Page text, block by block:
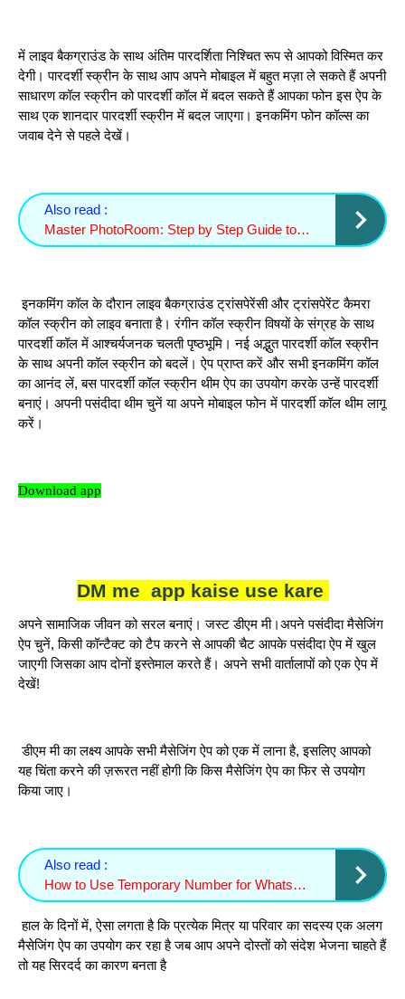
में लाइव बैकग्राउंड के साथ अंतिम पारदर्शिता निश्चित रूप से आपको विस्मित कर
देगी। पारदर्शी स्क्रीन के साथ आप अपने मोबाइल में बहुत मज़ा ले सकते हैं अपनी
साधारण कॉल स्क्रीन को पारदर्शी कॉल में बदल सकते हैं आपका फोन इस ऐप के
साथ एक शानदार पारदर्शी स्क्रीन में बदल जाएगा। इनकमिंग फोन कॉल्स का
जवाब देने से पहले देखें।
Also read :
Master PhotoRoom: Step by Step Guide to Remove and Change Backgrounds Easily – Techno Israr
इनकमिंग कॉल के दौरान लाइव बैकग्राउंड ट्रांसपेरेंसी और ट्रांसपेरेंट कैमरा
कॉल स्क्रीन को लाइव बनाता है। रंगीन कॉल स्क्रीन विषयों के संग्रह के साथ
पारदर्शी कॉल में आश्चर्यजनक चलती पृष्ठभूमि। नई अद्भुत पारदर्शी कॉल स्क्रीन
के साथ अपनी कॉल स्क्रीन को बदलें। ऐप प्राप्त करें और सभी इनकमिंग कॉल
का आनंद लें, बस पारदर्शी कॉल स्क्रीन थीम ऐप का उपयोग करके उन्हें पारदर्शी
बनाएं। अपनी पसंदीदा थीम चुनें या अपने मोबाइल फोन में पारदर्शी कॉल थीम लागू
करें।
Download app
DM me app kaise use kare
अपने सामाजिक जीवन को सरल बनाएं। जस्ट डीएम मी।अपने पसंदीदा मैसेजिंग
ऐप चुनें, किसी कॉन्टैक्ट को टैप करने से आपकी चैट आपके पसंदीदा ऐप में खुल
जाएगी जिसका आप दोनों इस्तेमाल करते हैं। अपने सभी वार्तालापों को एक ऐप में
देखें!
डीएम मी का लक्ष्य आपके सभी मैसेजिंग ऐप को एक में लाना है, इसलिए आपको
यह चिंता करने की ज़रूरत नहीं होगी कि किस मैसेजिंग ऐप का फिर से उपयोग
किया जाए।
Also read :
How to Use Temporary Number for WhatsApp, Telegram & Facebook in 2025 (Full Guide)
हाल के दिनों में, ऐसा लगता है कि प्रत्येक मित्र या परिवार का सदस्य एक अलग
मैसेजिंग ऐप का उपयोग कर रहा है जब आप अपने दोस्तों को संदेश भेजना चाहते हैं
तो यह सिरदर्द का कारण बनता है